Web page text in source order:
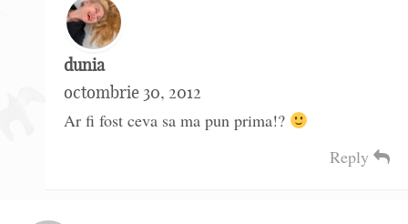
dunia
octombrie 30, 2012
Ar fi fost ceva sa ma pun prima!?
Reply